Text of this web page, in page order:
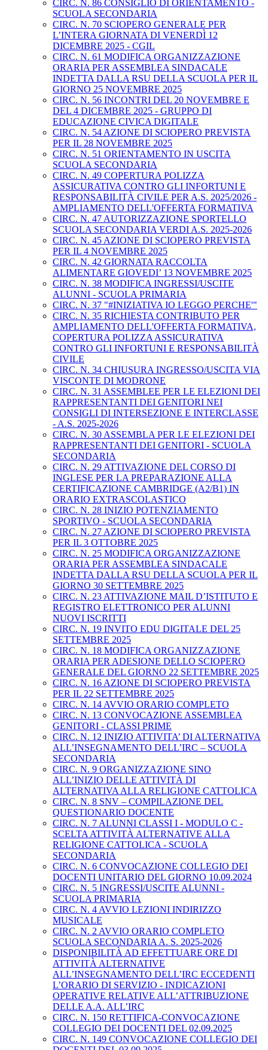
CIRC. N. 86 CONSIGLIO DI ORIENTAMENTO -
SCUOLA SECONDARIA
CIRC. N. 70 SCIOPERO GENERALE PER
L’INTERA GIORNATA DI VENERDÌ 12
DICEMBRE 2025 - CGIL
CIRC. N. 61 MODIFICA ORGANIZZAZIONE
ORARIA PER ASSEMBLEA SINDACALE
INDETTA DALLA RSU DELLA SCUOLA PER IL
GIORNO 25 NOVEMBRE 2025
CIRC. N. 56 INCONTRI DEL 20 NOVEMBRE E
DEL 4 DICEMBRE 2025 - GRUPPO DI
EDUCAZIONE CIVICA DIGITALE
CIRC. N. 54 AZIONE DI SCIOPERO PREVISTA
PER IL 28 NOVEMBRE 2025
CIRC. N. 51 ORIENTAMENTO IN USCITA
SCUOLA SECONDARIA
CIRC. N. 49 COPERTURA POLIZZA
ASSICURATIVA CONTRO GLI INFORTUNI E
RESPONSABILITÀ CIVILE PER A.S. 2025/2026 -
AMPLIAMENTO DELL'OFFERTA FORMATIVA
CIRC. N. 47 AUTORIZZAZIONE SPORTELLO
SCUOLA SECONDARIA VERDI A.S. 2025-2026
CIRC. N. 45 AZIONE DI SCIOPERO PREVISTA
PER IL 4 NOVEMBRE 2025
CIRC. N. 42 GIORNATA RACCOLTA
ALIMENTARE GIOVEDI’ 13 NOVEMBRE 2025
CIRC. N. 38 MODIFICA INGRESSI/USCITE
ALUNNI - SCUOLA PRIMARIA
CIRC. N. 37 "#INIZIATIVA IO LEGGO PERCHE'"
CIRC. N. 35 RICHIESTA CONTRIBUTO PER
AMPLIAMENTO DELL'OFFERTA FORMATIVA,
COPERTURA POLIZZA ASSICURATIVA
CONTRO GLI INFORTUNI E RESPONSABILITÀ
CIVILE
CIRC. N. 34 CHIUSURA INGRESSO/USCITA VIA
VISCONTE DI MODRONE
CIRC. N. 31 ASSEMBLEE PER LE ELEZIONI DEI
RAPPRESENTANTI DEI GENITORI NEI
CONSIGLI DI INTERSEZIONE E INTERCLASSE
- A.S. 2025-2026
CIRC. N. 30 ASSEMBLA PER LE ELEZIONI DEI
RAPPRESENTANTI DEI GENITORI - SCUOLA
SECONDARIA
CIRC. N. 29 ATTIVAZIONE DEL CORSO DI
INGLESE PER LA PREPARAZIONE ALLA
CERTIFICAZIONE CAMBRIDGE (A2/B1) IN
ORARIO EXTRASCOLASTICO
CIRC. N. 28 INIZIO POTENZIAMENTO
SPORTIVO - SCUOLA SECONDARIA
CIRC. N. 27 AZIONE DI SCIOPERO PREVISTA
PER IL 3 OTTOBRE 2025
CIRC. N. 25 MODIFICA ORGANIZZAZIONE
ORARIA PER ASSEMBLEA SINDACALE
INDETTA DALLA RSU DELLA SCUOLA PER IL
GIORNO 30 SETTEMBRE 2025
CIRC. N. 23 ATTIVAZIONE MAIL D’ISTITUTO E
REGISTRO ELETTRONICO PER ALUNNI
NUOVI ISCRITTI
CIRC. N. 19 INVITO EDU DIGITALE DEL 25
SETTEMBRE 2025
CIRC. N. 18 MODIFICA ORGANIZZAZIONE
ORARIA PER ADESIONE DELLO SCIOPERO
GENERALE DEL GIORNO 22 SETTEMBRE 2025
CIRC. N. 16 AZIONE DI SCIOPERO PREVISTA
PER IL 22 SETTEMBRE 2025
CIRC. N. 14 AVVIO ORARIO COMPLETO
CIRC. N. 13 CONVOCAZIONE ASSEMBLEA
GENITORI - CLASSI PRIME
CIRC. N. 12 INIZIO ATTIVITA’ DI ALTERNATIVA
ALL’INSEGNAMENTO DELL’IRC – SCUOLA
SECONDARIA
CIRC. N. 9 ORGANIZZAZIONE SINO
ALL’INIZIO DELLE ATTIVITÀ DI
ALTERNATIVA ALLA RELIGIONE CATTOLICA
CIRC. N. 8 SNV – COMPILAZIONE DEL
QUESTIONARIO DOCENTE
CIRC. N. 7 ALUNNI CLASSI I - MODULO C -
SCELTA ATTIVITÀ ALTERNATIVE ALLA
RELIGIONE CATTOLICA - SCUOLA
SECONDARIA
CIRC. N. 6 CONVOCAZIONE COLLEGIO DEI
DOCENTI UNITARIO DEL GIORNO 10.09.2024
CIRC. N. 5 INGRESSI/USCITE ALUNNI -
SCUOLA PRIMARIA
CIRC. N. 4 AVVIO LEZIONI INDIRIZZO
MUSICALE
CIRC. N. 2 AVVIO ORARIO COMPLETO
SCUOLA SECONDARIA A. S. 2025-2026
DISPONIBILITÀ AD EFFETTUARE ORE DI
ATTIVITÀ ALTERNATIVE
ALL’INSEGNAMENTO DELL’IRC ECCEDENTI
L’ORARIO DI SERVIZIO - INDICAZIONI
OPERATIVE RELATIVE ALL’ATTRIBUZIONE
DELLE A.A. ALL’IRC
CIRC. N. 150 RETTIFICA-CONVOCAZIONE
COLLEGIO DEI DOCENTI DEL 02.09.2025
CIRC. N. 149 CONVOCAZIONE COLLEGIO DEI